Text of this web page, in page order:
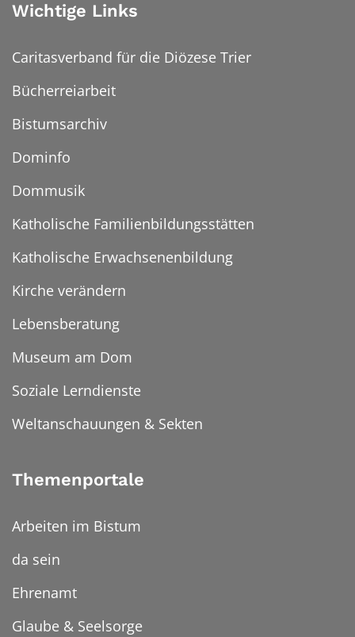
Wichtige Links
Caritasverband für die Diözese Trier
Bücherreiarbeit
Bistumsarchiv
Dominfo
Dommusik
Katholische Familienbildungsstätten
Katholische Erwachsenenbildung
Kirche verändern
Lebensberatung
Museum am Dom
Soziale Lerndienste
Weltanschauungen & Sekten
Themenportale
Arbeiten im Bistum
da sein
Ehrenamt
Glaube & Seelsorge